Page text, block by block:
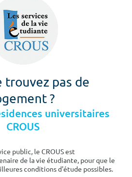
trouvez pas de
?
universitaires
CROUS
public, le CROUS est
de la vie étudiante, pour que le
conditions d'étude possibles.